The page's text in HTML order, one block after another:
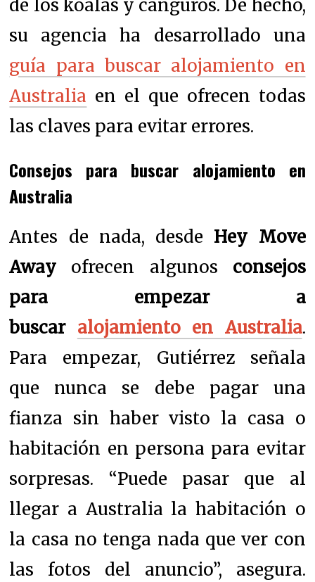
de los koalas y canguros. De hecho,
su agencia ha desarrollado una
guía para buscar alojamiento en
Australia en el que ofrecen todas
las claves para evitar errores.
Consejos para buscar alojamiento en
Australia
Antes de nada, desde Hey Move
Away ofrecen algunos consejos
para empezar a
buscar alojamiento en Australia.
Para empezar, Gutiérrez señala
que nunca se debe pagar una
fianza sin haber visto la casa o
habitación en persona para evitar
sorpresas. “Puede pasar que al
llegar a Australia la habitación o
la casa no tenga nada que ver con
las fotos del anuncio”, asegura.